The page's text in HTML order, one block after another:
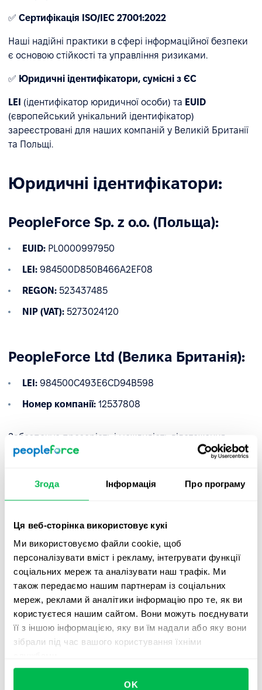
Згода Інформація Про програму
Ця веб-сторінка використовує кукі
Ми використовуємо файли cookie, щоб
персоналізувати вміст і рекламу, інтегрувати функції
соціальних мереж та аналізувати наш трафік. Ми
також передаємо нашим партнерам із соціальних
мереж, реклами й аналітики інформацію про те, як ви
користуєтеся нашим сайтом. Вони можуть поєднувати
її з іншою інформацією, яку ви їм надали або яку вони
зібрали під час вашого користування їхніми
OK
✅ Сертифікація ISO/IEC 27001:2022
Наші надійні практики в сфері інформаційної безпеки
є основою стійкості та управління ризиками.
✅ Юридичні ідентифікатори, сумісні з ЄС
LEI (ідентифікатор юридичної особи) та EUID
(європейський унікальний ідентифікатор)
зареєстровані для наших компаній у Великій Британії
та Польщі.
Юридичні ідентифікатори:
PeopleForce Sp. z o.o. (Польща):
EUID: PL0000997950
LEI: 984500D850B466A2EF08
REGON: 523437485
NIP (VAT): 5273024120
PeopleForce Ltd (Велика Британія):
LEI: 984500C493E6CD94B598
Номер компанії: 12537808
Забезпечує прозорість і можливість відстеження
транскордонних операцій.
Завдяки відповідності вимогам DORA ми дозволяємо
використовувати нашу платформу з повною
впевненістю — з гарантованим надійним управлінням,
кібербезпекою та контролем безперервності
діяльності.
Співпрацюйте з PeopleForce — залишайтеся
стійкими, захищеними та відповідними до вимог.